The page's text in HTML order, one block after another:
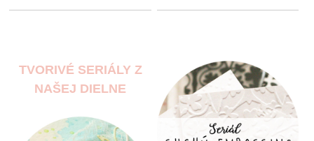
TVORIVÉ SERIÁLY Z
NAŠEJ DIELNE